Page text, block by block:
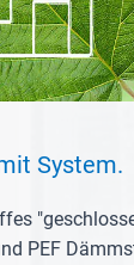
System.
PEF